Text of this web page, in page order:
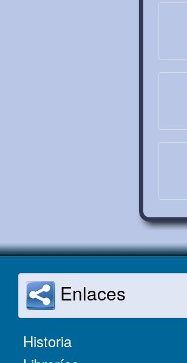
Enlaces
Historia